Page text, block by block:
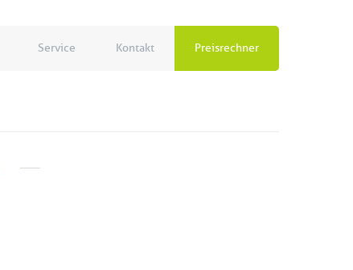
Service Kontakt Preisrechner